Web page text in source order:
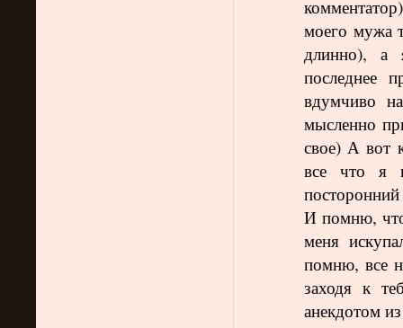
моего мужа
длинно), а
последнее
вдумчиво
мысленно
свое) А вот
все что я
И помню, что
меня
помню, все
заходя к
анекдотом